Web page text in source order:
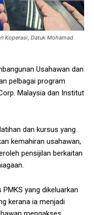
Koperasi, Datuk Mohamad
Usahawan dan
pelbagai program
Malaysia dan Institut
dan kursus yang
kemahiran usahawan,
pensijilan berkaitan
yang dikeluarkan
kerana ia menjadi